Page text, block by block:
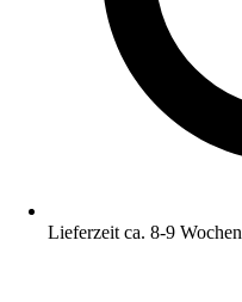
Lieferzeit ca. 8-9 Wochen